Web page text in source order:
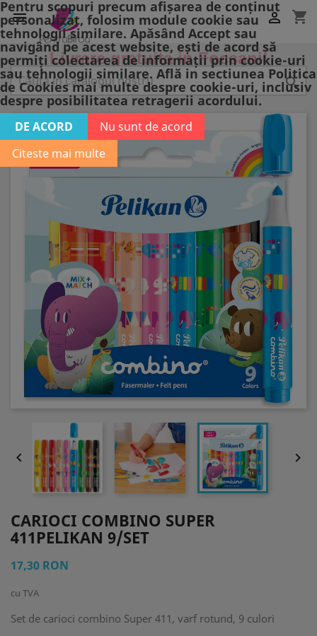
 shopping_cart

Livrare gratuita in Focsani!

 
CARIOCI COMBINO SUPER
411PELIKAN 9/SET
17,30 RON
cu TVA
Set de carioci combino Super 411, varf rotund, 9 culori
Pentru scopuri precum afișarea de conținut
personalizat, folosim module cookie sau
tehnologii similare. Apăsând Accept sau
navigând pe acest website, ești de acord să
permiți colectarea de informații prin cookie-uri
sau tehnologii similare. Află in sectiunea Politica
de Cookies mai multe despre cookie-uri, inclusiv
despre posibilitatea retragerii acordului.
DE ACORD
Nu sunt de acord
Citeste mai multe